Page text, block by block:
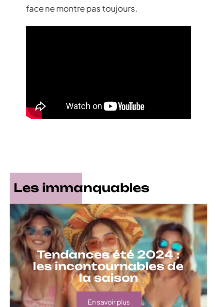
face ne montre pas toujours.
Les immanquables
Tendances été 2024 :
les incontournables de
la saison
En savoir plus